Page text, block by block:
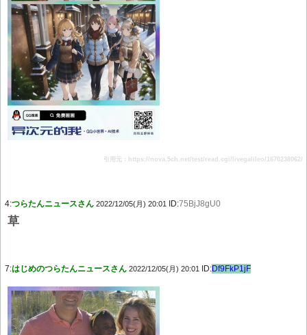
引用元：https://nova.5ch.net/test/read.cgi/livegalileo/1670238062/
4:つらたんニュースさん 2022/12/05(月) 20:01 ID:75BjJ8gU0
草
7:はじめのつらたんニュースさん 2022/12/05(月) 20:01 ID:Df9FkP1jF